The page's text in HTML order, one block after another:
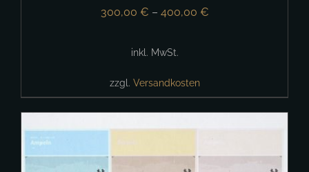
300,00 € – 400,00 €
inkl. MwSt.
zzgl. Versandkosten